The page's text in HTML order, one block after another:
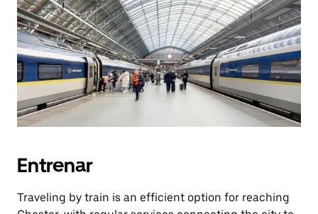
Entrenar
Traveling by train is an efficient option for reaching